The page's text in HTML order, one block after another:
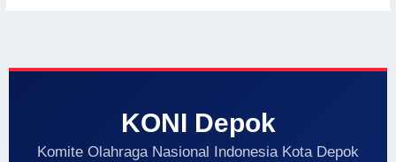
KONI Depok
Komite Olahraga Nasional Indonesia Kota Depok